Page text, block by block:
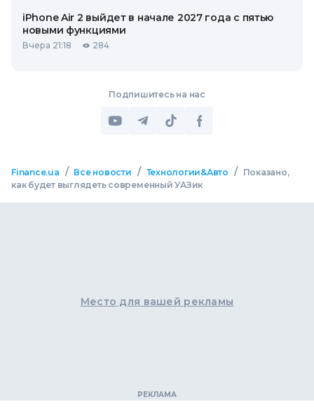
iPhone Air 2 выйдет в начале 2027 года с пятью
новыми функциями
Вчера 21:18 284
Подпишитесь на нас
Finance.ua / Все новости / Технологии&Авто /
Показано,
как будет выглядеть современный УАЗик
Место для вашей рекламы